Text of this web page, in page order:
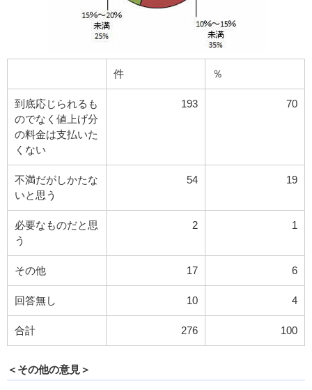
件 ％
到底応じられるも
のでなく値上げ分
の料金は支払いた
くない
193 70
不満だがしかたな
いと思う
54 19
必要なものだと思
う
2 1
その他 17 6
回答無し 10 4
合計 276 100
＜その他の意見＞